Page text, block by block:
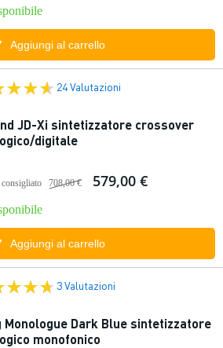
Aggiungi al carrello
24 Valutazioni
JD-Xi sintetizzatore crossover
digitale
consigliato 708,00 € 579,00 €
Aggiungi al carrello
3 Valutazioni
Monologue Dark Blue sintetizzatore
monofonico